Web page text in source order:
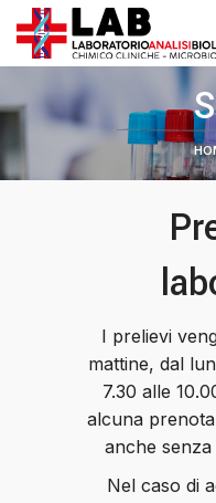
I prelievi
mattine, dal
7.30 alle
alcuna
anche
Nel caso di